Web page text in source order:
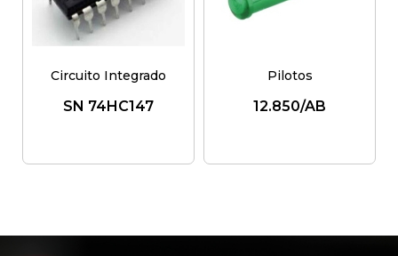
Circuito Integrado
SN 74HC147
Pilotos
12.850/AB